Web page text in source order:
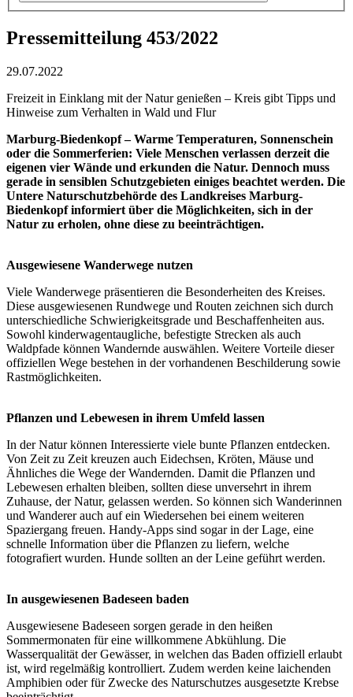
Pressemitteilung 453/2022
29.07.2022
Freizeit in Einklang mit der Natur genießen – Kreis gibt Tipps und
Hinweise zum Verhalten in Wald und Flur
Marburg-Biedenkopf – Warme Temperaturen, Sonnenschein
oder die Sommerferien: Viele Menschen verlassen derzeit die
eigenen vier Wände und erkunden die Natur. Dennoch muss
gerade in sensiblen Schutzgebieten einiges beachtet werden. Die
Untere Naturschutzbehörde des Landkreises Marburg-
Biedenkopf informiert über die Möglichkeiten, sich in der
Natur zu erholen, ohne diese zu beeinträchtigen.
Ausgewiesene Wanderwege nutzen
Viele Wanderwege präsentieren die Besonderheiten des Kreises.
Diese ausgewiesenen Rundwege und Routen zeichnen sich durch
unterschiedliche Schwierigkeitsgrade und Beschaffenheiten aus.
Sowohl kinderwagentaugliche, befestigte Strecken als auch
Waldpfade können Wandernde auswählen. Weitere Vorteile dieser
offiziellen Wege bestehen in der vorhandenen Beschilderung sowie
Rastmöglichkeiten.
Pflanzen und Lebewesen in ihrem Umfeld lassen
In der Natur können Interessierte viele bunte Pflanzen entdecken.
Von Zeit zu Zeit kreuzen auch Eidechsen, Kröten, Mäuse und
Ähnliches die Wege der Wandernden. Damit die Pflanzen und
Lebewesen erhalten bleiben, sollten diese unversehrt in ihrem
Zuhause, der Natur, gelassen werden. So können sich Wanderinnen
und Wanderer auch auf ein Wiedersehen bei einem weiteren
Spaziergang freuen. Handy-Apps sind sogar in der Lage, eine
schnelle Information über die Pflanzen zu liefern, welche
fotografiert wurden. Hunde sollten an der Leine geführt werden.
In ausgewiesenen Badeseen baden
Ausgewiesene Badeseen sorgen gerade in den heißen
Sommermonaten für eine willkommene Abkühlung. Die
Wasserqualität der Gewässer, in welchen das Baden offiziell erlaubt
ist, wird regelmäßig kontrolliert. Zudem werden keine laichenden
Amphibien oder für Zwecke des Naturschutzes ausgesetzte Krebse